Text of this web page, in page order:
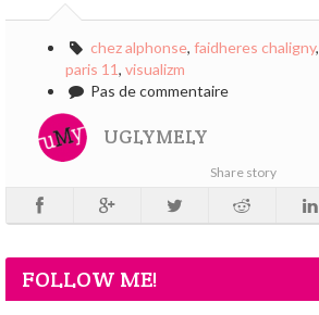
chez alphonse, faidheres chaligny,
paris 11, visualizm
Pas de commentaire
UGLYMELY
Share story
FOLLOW ME!